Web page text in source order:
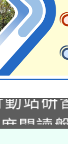
2次
無人
站研
閱讀